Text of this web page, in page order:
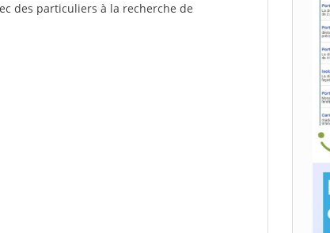
des particuliers à la recherche de